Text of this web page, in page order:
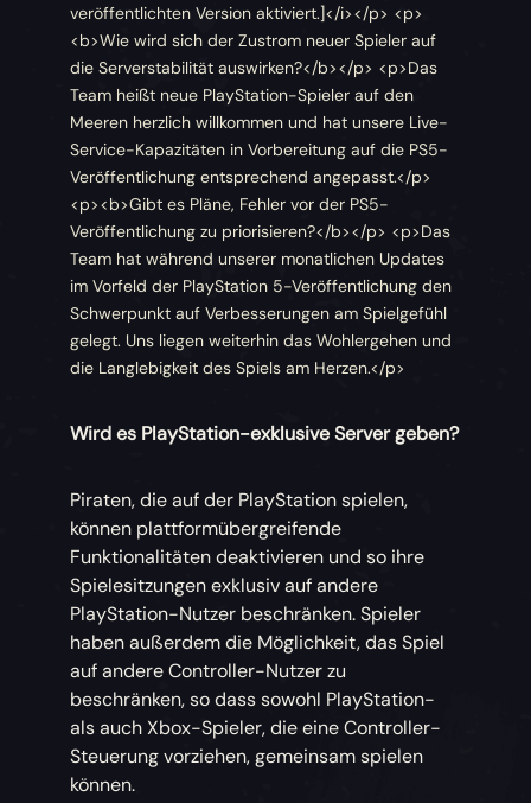
veröffentlichten Version aktiviert.]</i></p> <p>
<b>Wie wird sich der Zustrom neuer Spieler auf
die Serverstabilität auswirken?</b></p> <p>Das
Team heißt neue PlayStation-Spieler auf den
Meeren herzlich willkommen und hat unsere Live-
Service-Kapazitäten in Vorbereitung auf die PS5-
Veröffentlichung entsprechend angepasst.</p>
<p><b>Gibt es Pläne, Fehler vor der PS5-
Veröffentlichung zu priorisieren?</b></p> <p>Das
Team hat während unserer monatlichen Updates
im Vorfeld der PlayStation 5-Veröffentlichung den
Schwerpunkt auf Verbesserungen am Spielgefühl
gelegt. Uns liegen weiterhin das Wohlergehen und
die Langlebigkeit des Spiels am Herzen.</p>
Wird es PlayStation-exklusive Server geben?
Piraten, die auf der PlayStation spielen,
können plattformübergreifende
Funktionalitäten deaktivieren und so ihre
Spielesitzungen exklusiv auf andere
PlayStation-Nutzer beschränken. Spieler
haben außerdem die Möglichkeit, das Spiel
auf andere Controller-Nutzer zu
beschränken, so dass sowohl PlayStation-
als auch Xbox-Spieler, die eine Controller-
Steuerung vorziehen, gemeinsam spielen
können.